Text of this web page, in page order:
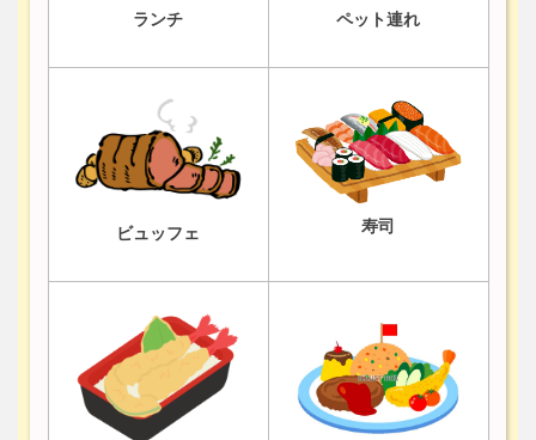
ランチ ペット連れ
ビュッフェ 寿司